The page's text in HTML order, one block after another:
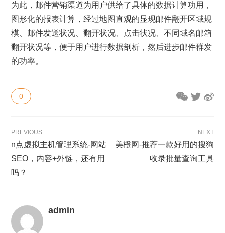
为此，邮件营销渠道为用户供给了具体的数据计算功用，
图形化的报表计算，经过地图直观的显现邮件翻开区域规
模、邮件发送状况、翻开状况、点击状况、不同域名邮箱
翻开状况等，便于用户进行数据剖析，然后进步邮件群发
的功率。
0
PREVIOUS
n点虚拟主机管理系统-网站
SEO，内容+外链，还有用
吗？
NEXT
美橙网-推荐一款好用的搜狗
收录批量查询工具
admin